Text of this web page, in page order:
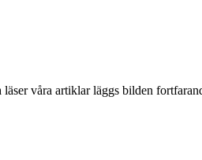
våra artiklar läggs bilden